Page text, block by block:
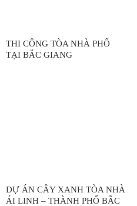
THI CÔNG TÒA NHÀ PHỐ
TẠI BẮC GIANG
DỰ ÁN CÂY XANH TÒA NHÀ
ÁI LINH – THÀNH PHỐ BẮC